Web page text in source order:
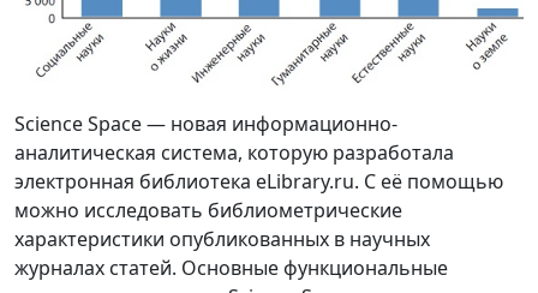
Science Space — новая информационно-
аналитическая система, которую разработала
электронная библиотека eLibrary.ru. С её помощью
можно исследовать библиометрические
характеристики опубликованных в научных
журналах статей. Основные функциональные